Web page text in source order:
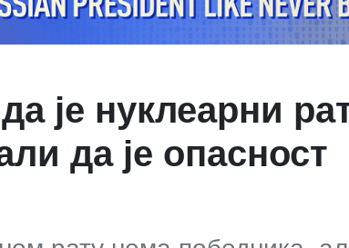
је нуклеарни
да је опасност